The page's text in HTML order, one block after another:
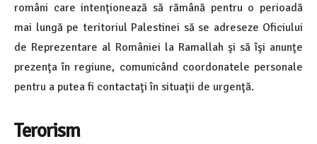
români care intenţionează să rămână pentru o perioadă
mai lungă pe teritoriul Palestinei să se adreseze Oficiului
de Reprezentare al României la Ramallah şi să îşi anunţe
prezenţa în regiune, comunicând coordonatele personale
pentru a putea fi contactaţi în situaţii de urgenţă.
Terorism